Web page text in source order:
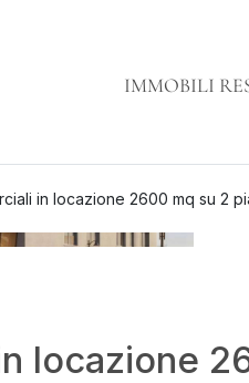
IMMOBILI
in locazione 2600 mq su 2
locazione